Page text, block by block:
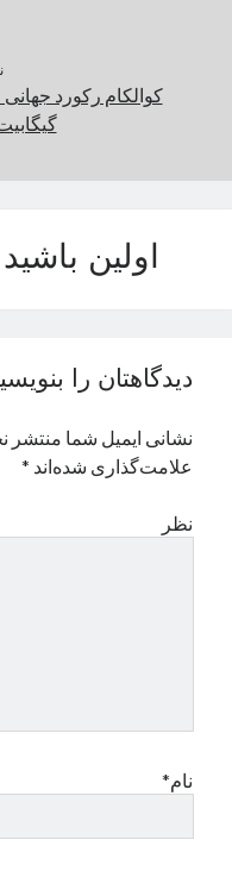
اولین
دیدگاهتان را
نشانی ایمیل شما منتشر
علامت‌گذاری شده‌اند *
نظر
نام*